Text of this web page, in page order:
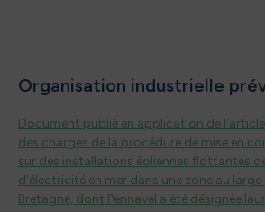
Organisation industrielle
Document publié en application de
des charges de la procédure de mise en
sur des installations éoliennes flottantes
d’électricité en mer dans une zone au
Bretagne, dont Pennavel a été désignée